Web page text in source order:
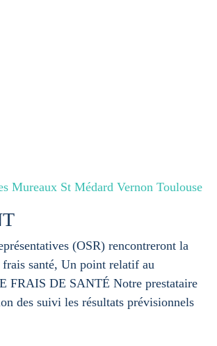
Mureaux St Médard Vernon Toulouse
(OSR) rencontreront la
santé, Un point relatif au
FRAIS DE SANTÉ Notre prestataire
des suivi les résultats prévisionnels